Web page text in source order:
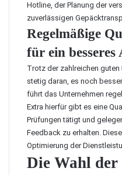
Hotline, der Planung der
zuverlässigen
Regelmäßige
für ein besseres
Trotz der zahlreichen
stetig daran, es noch
führt das Unternehmen
Extra hierfür gibt es eine
Prüfungen tätigt und
Feedback zu erhalten.
Optimierung der
Die Wahl